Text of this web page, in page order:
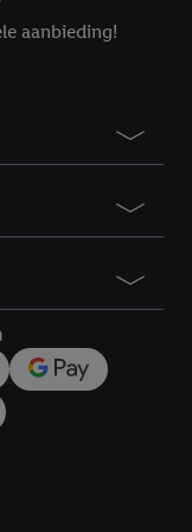
aanbieding!